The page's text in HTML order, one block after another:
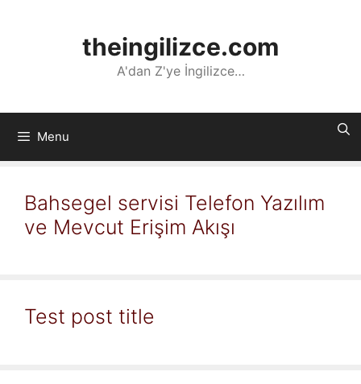
theingilizce.com
A'dan Z'ye İngilizce…
Menu
Bahsegel servisi Telefon Yazılım
ve Mevcut Erişim Akışı
Test post title